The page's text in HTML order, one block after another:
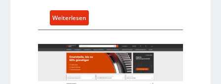
u
t
f
ü
Weiterlesen:
C
l
l